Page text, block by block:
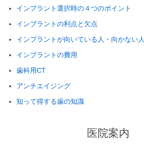
インプラント選択時の４つのポイント
インプラントの利点と欠点
インプラントが向いている人・向かない人
インプラントの費用
歯科用CT
アンチエイジング
知って得する歯の知識
医院案内